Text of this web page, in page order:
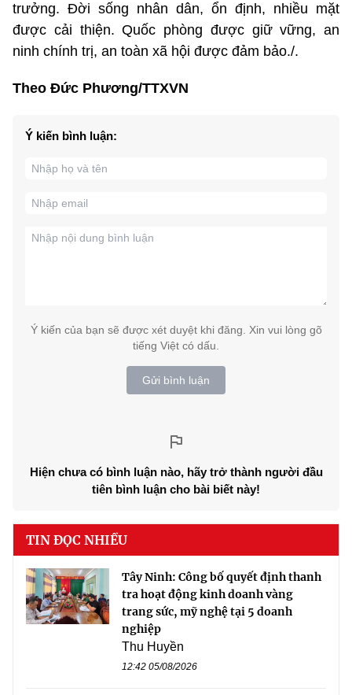
trưởng. Đời sống nhân dân, ổn định, nhiều mặt
được cải thiện. Quốc phòng được giữ vững, an
ninh chính trị, an toàn xã hội được đảm bảo./.
Theo Đức Phương/TTXVN
Ý kiến bình luận:
Ý kiến của bạn sẽ được xét duyệt khi đăng. Xin vui lòng gõ
tiếng Việt có dấu.
Gửi bình luận
Hiện chưa có bình luận nào, hãy trở thành người đầu
tiên bình luận cho bài biết này!
TIN ĐỌC NHIỀU
Tây Ninh: Công bố quyết định thanh
tra hoạt động kinh doanh vàng
trang sức, mỹ nghệ tại 5 doanh
nghiệp
Thu Huyền
12:42 05/08/2026